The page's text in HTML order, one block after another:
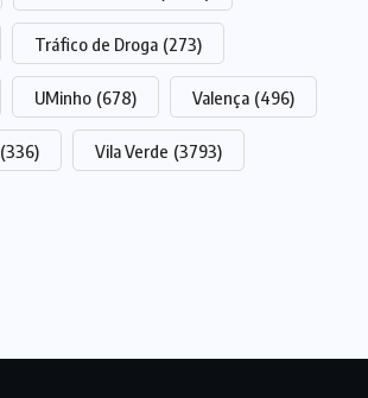
Tráfico de Droga (273)
UMinho (678) Valença (496)
(336) Vila Verde (3793)